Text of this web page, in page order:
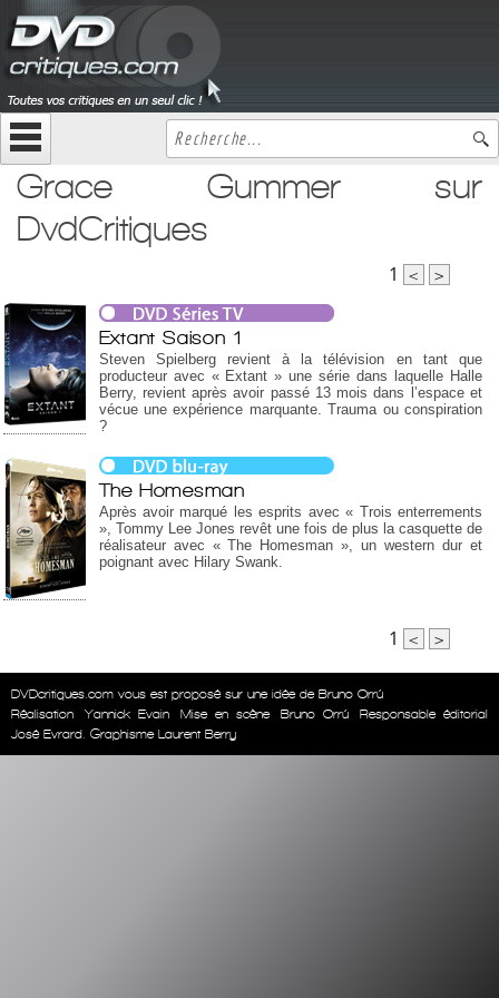
Grace Gummer sur
DvdCritiques
1 < >
Extant Saison 1
Steven Spielberg revient à la télévision en tant que
producteur avec « Extant » une série dans laquelle Halle
Berry, revient après avoir passé 13 mois dans l’espace et
vécue une expérience marquante. Trauma ou conspiration
?
The Homesman
Après avoir marqué les esprits avec « Trois enterrements
», Tommy Lee Jones revêt une fois de plus la casquette de
réalisateur avec « The Homesman », un western dur et
poignant avec Hilary Swank.
1 < >
DVDcritiques.com vous est proposé sur une idée de Bruno Orrú
Réalisation
Yannick Evain Mise en scène Bruno Orrú
Responsable éditorial
José Evrard. Graphisme Laurent Berry